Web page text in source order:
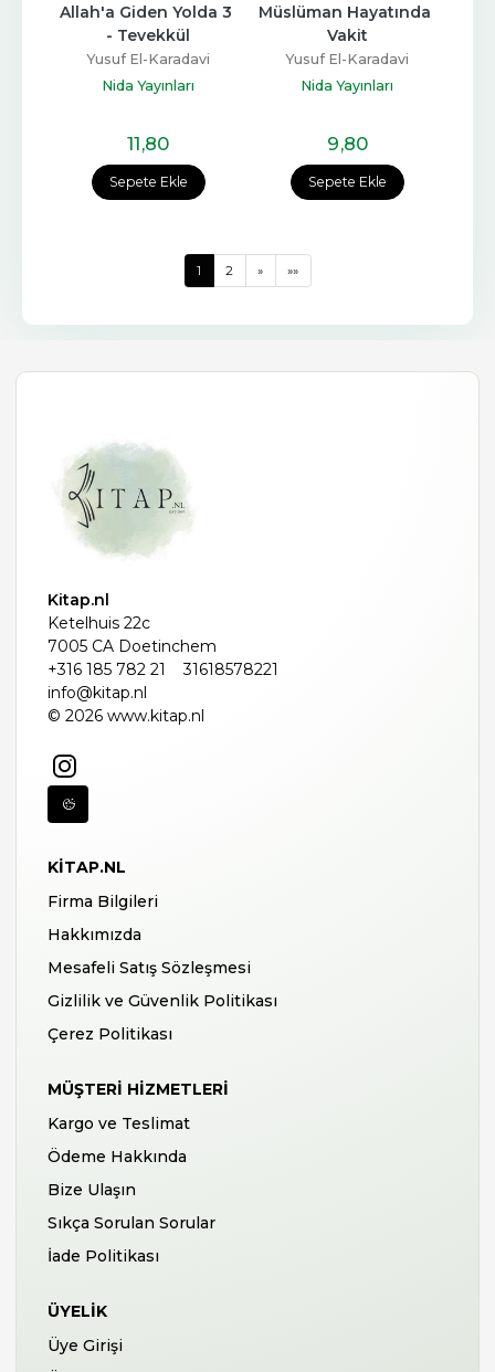
Sepete Ekle
Allah'a Giden Yolda 3
- Tevekkül
Yusuf El-Karadavi
Nida Yayınları
11,80
Sepete Ekle
Müslüman Hayatında
Vakit
Yusuf El-Karadavi
Nida Yayınları
9,80
1 2 » »»
Kitap.nl
Ketelhuis 22c
7005 CA Doetinchem
+316 185 782 21
31618578221
info@kitap.nl
© 2026 www.kitap.nl
KITAP.NL
Firma Bilgileri
Hakkımızda
Mesafeli Satış Sözleşmesi
Gizlilik ve Güvenlik Politikası
Çerez Politikası
MÜŞTERI HIZMETLERI
Kargo ve Teslimat
Ödeme Hakkında
Bize Ulaşın
Sıkça Sorulan Sorular
İade Politikası
ÜYELIK
Üye Girişi